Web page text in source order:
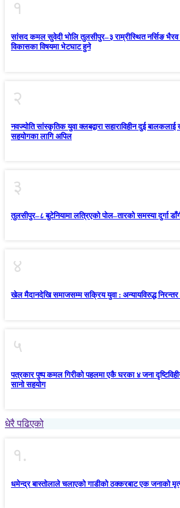
१
सांसद कमल सुवेदी भोलि तुलसीपुर–३ राम्रीस्थित नर्सिङ भैरव
विकासका विषयमा भेटघाट हुने
२
नवज्योति सांस्कृतिक युवा क्लबद्वारा सहाराविहीन दुई
सहयोगका लागि अपिल
३
तुलसीपुर–८ बुटेनियामा लत्रिएको पोल–तारको समस्या दुर्गा
४
खेल मैदानदेखि समाजसम्म सक्रिय युवा : अन्यायविरुद्ध
५
पत्रकार पुष्प कमल गिरीको पहलमा एकै घरका ४ जना
सानो सहयोग
धेरै पढिएको
१.
धमेन्द्र बास्तोलाले चलाएको गाडीको ठक्करबाट एक जनाको